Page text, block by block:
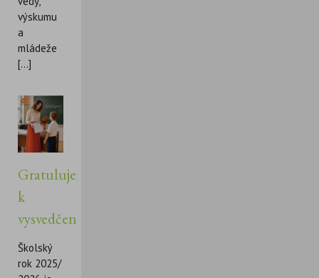
výskumu
a
mládeže
[...]
Gratulujeme
k
vysvedčeniu!
Školský
rok 2025/